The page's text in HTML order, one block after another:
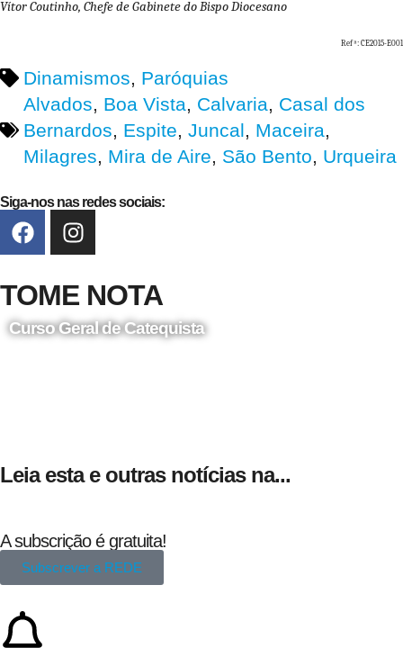
Vítor Coutinho, Chefe de Gabinete do Bispo Diocesano
Refª: CE2015-E001
Dinamismos, Paróquias
Alvados, Boa Vista, Calvaria, Casal dos
Bernardos, Espite, Juncal, Maceira,
Milagres, Mira de Aire, São Bento, Urqueira
Siga-nos nas redes sociais:
TOME NOTA
Curso Geral de Catequista
Leia esta e outras notícias na...
A subscrição é gratuita!
Subscrever a REDE